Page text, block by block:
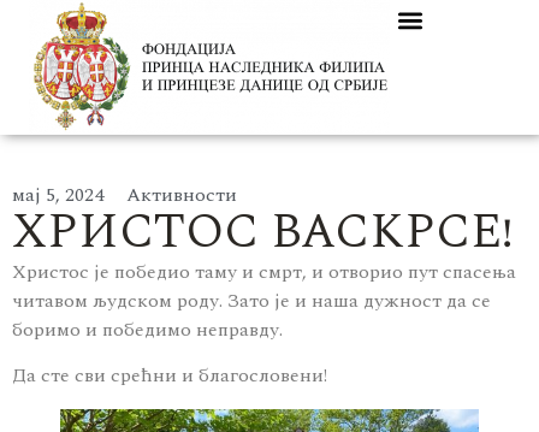
мај 5, 2024 Активности
ХРИСТОС ВАСКРСЕ!
Христос је победио таму и смрт, и отворио пут спасења
читавом људском роду. Зато је и наша дужност да се
боримо и победимо неправду.
Да сте сви срећни и благословени!